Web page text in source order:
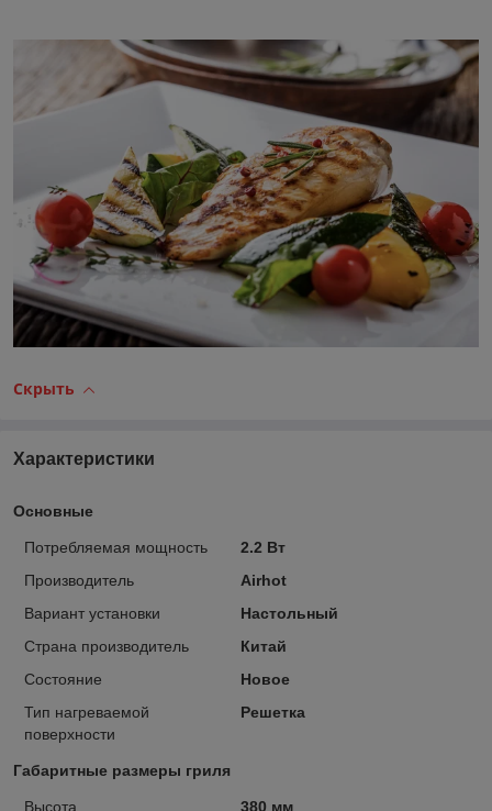
Скрыть
Характеристики
Основные
Потребляемая мощность
2.2 Вт
Производитель
Airhot
Вариант установки
Настольный
Страна производитель
Китай
Состояние
Новое
Тип нагреваемой
поверхности
Решетка
Габаритные размеры гриля
Высота 380 мм